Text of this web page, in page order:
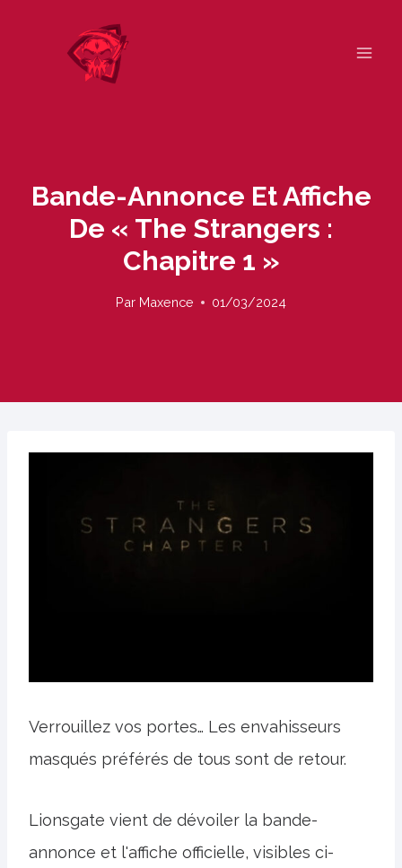
Bande-Annonce Et Affiche
De « The Strangers :
Chapitre 1 »
Par Maxence 01/03/2024
Verrouillez vos portes… Les envahisseurs
masqués préférés de tous sont de retour.
Lionsgate vient de dévoiler la bande-
annonce et l'affiche officielle, visibles ci-